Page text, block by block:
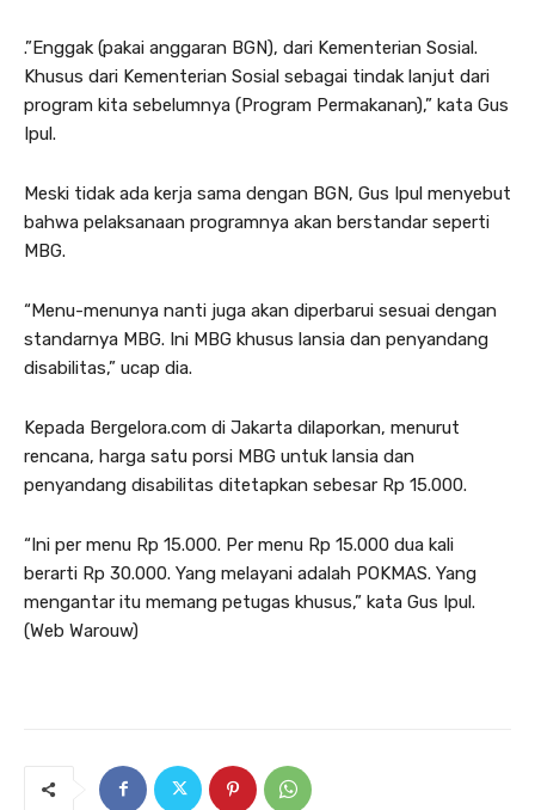
.”Enggak (pakai anggaran BGN), dari Kementerian Sosial.
Khusus dari Kementerian Sosial sebagai tindak lanjut dari
program kita sebelumnya (Program Permakanan),” kata Gus
Ipul.
Meski tidak ada kerja sama dengan BGN, Gus Ipul menyebut
bahwa pelaksanaan programnya akan berstandar seperti
MBG.
“Menu-menunya nanti juga akan diperbarui sesuai dengan
standarnya MBG. Ini MBG khusus lansia dan penyandang
disabilitas,” ucap dia.
Kepada Bergelora.com di Jakarta dilaporkan, menurut
rencana, harga satu porsi MBG untuk lansia dan
penyandang disabilitas ditetapkan sebesar Rp 15.000.
“Ini per menu Rp 15.000. Per menu Rp 15.000 dua kali
berarti Rp 30.000. Yang melayani adalah POKMAS. Yang
mengantar itu memang petugas khusus,” kata Gus Ipul.
(Web Warouw)